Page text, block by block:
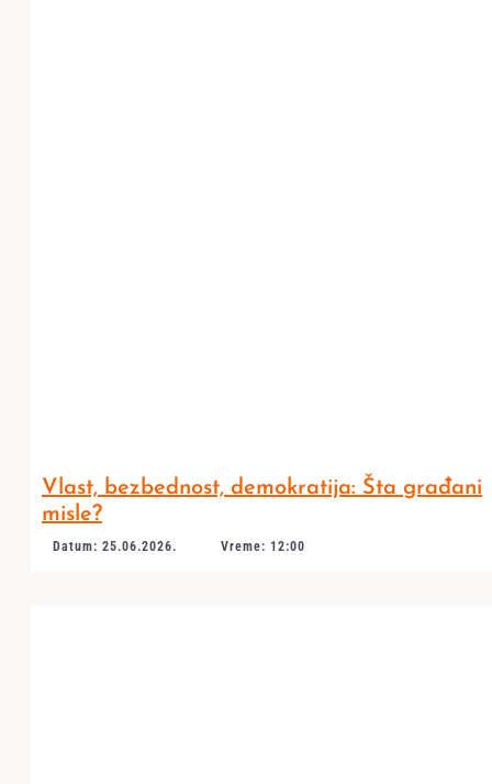
Vlast, bezbednost, demokratija: Šta građani
misle?
Datum: 25.06.2026. Vreme: 12:00